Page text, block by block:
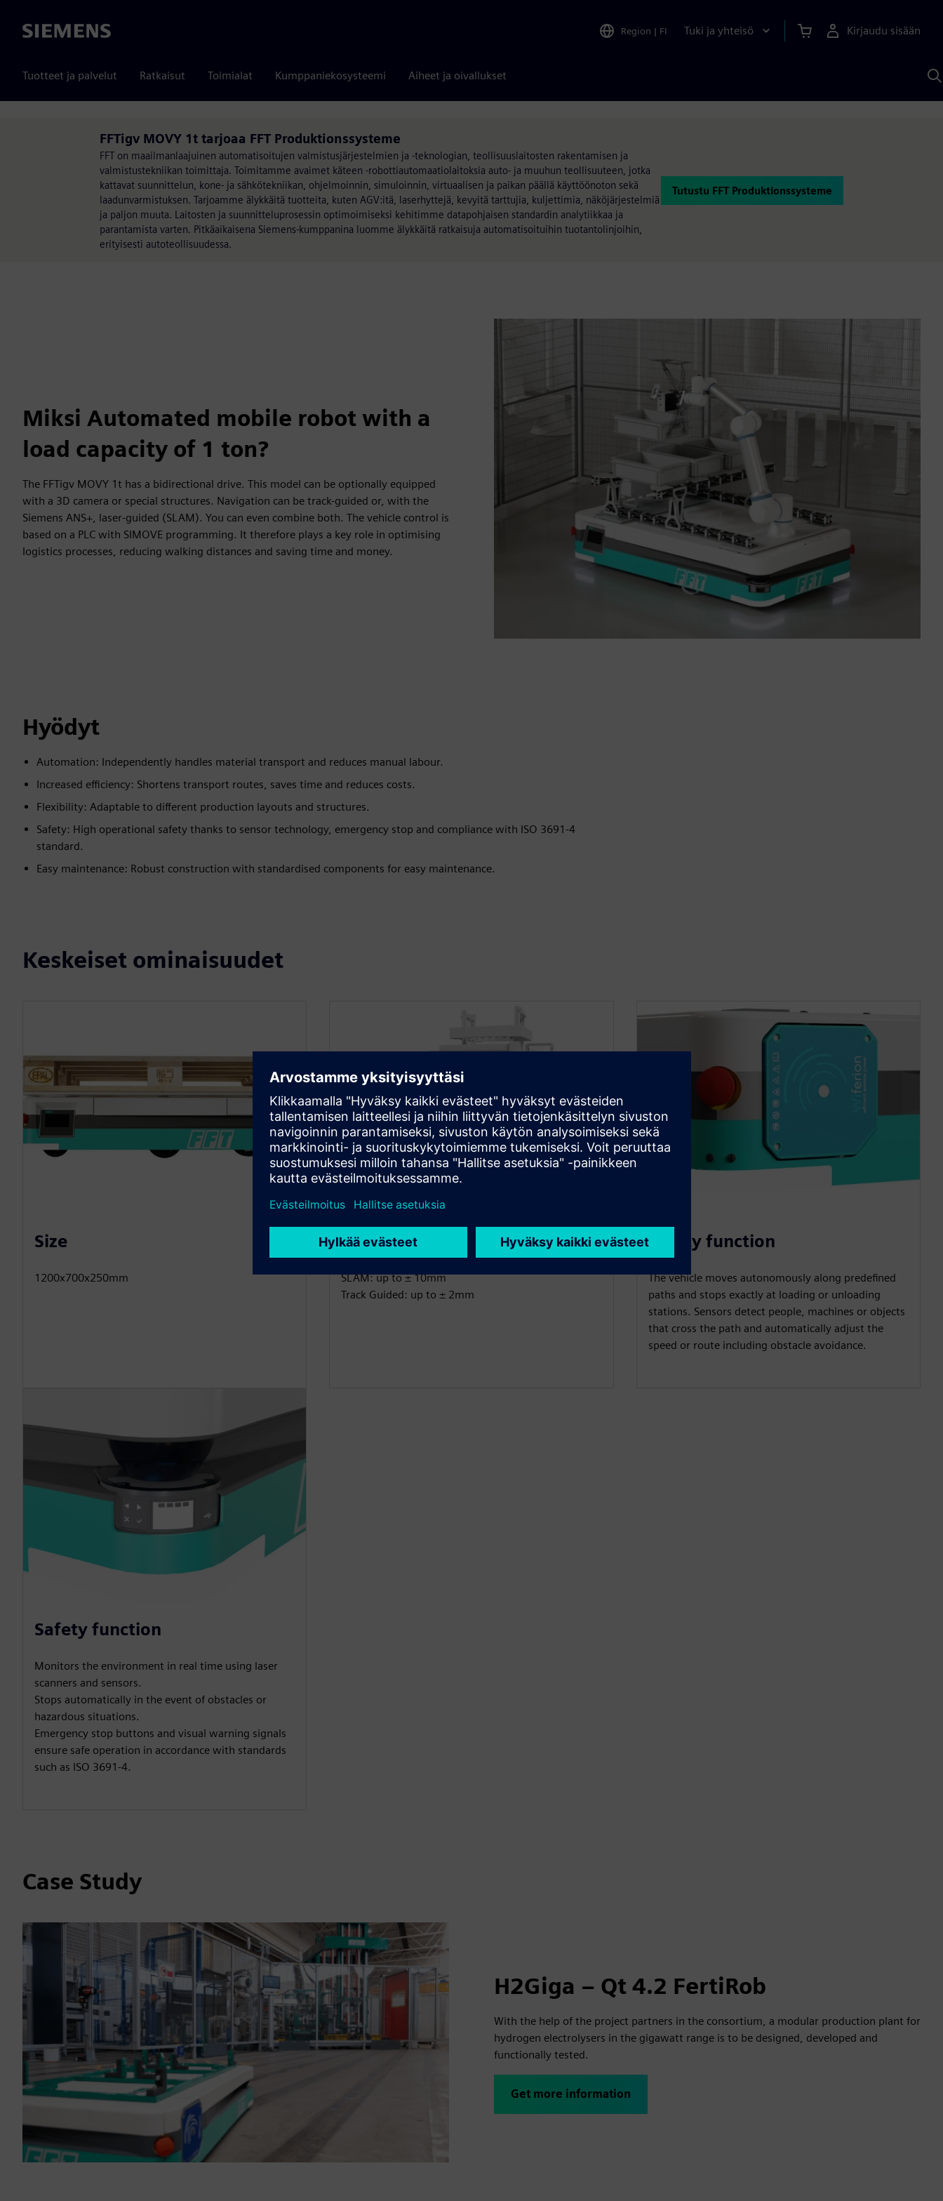
Siemens Region | FI Tuki ja yhteisö Kirjaudu sisään
Tuotteet ja palvelut Ratkaisut Toimialat Kumppaniekosysteemi Aiheet ja oivallukset
FFTigv MOVY 1t tarjoaa FFT Produktionssysteme
FFT on maailmanlaajuinen automatisoitujen valmistusjärjestelmien ja -teknologian, teollisuuslaitosten rakentamisen ja
valmistustekniikan toimittaja. Toimitamme avaimet käteen -robottiautomaatiolaitoksia auto- ja muuhun teollisuuteen, jotka
kattavat suunnittelun, kone- ja sähkötekniikan, ohjelmoinnin, simuloinnin, virtuaalisen ja paikan päällä käyttöönoton sekä
laadunvarmistuksen. Tarjoamme älykkäitä tuotteita, kuten AGV:itä, laserhyttejä, kevyitä tarttujia, kuljettimia, näköjärjestelmiä
ja paljon muuta. Laitosten ja suunnitteluprosessin optimoimiseksi kehitimme datapohjaisen standardin analytiikkaa ja
parantamista varten. Pitkäaikaisena Siemens-kumppanina luomme älykkäitä ratkaisuja automatisoituihin tuotantolinjoihin,
erityisesti autoteollisuudessa.
Tutustu FFT Produktionssysteme
Miksi Automated mobile robot with a
load capacity of 1 ton?
The FFTigv MOVY 1t has a bidirectional drive. This model can be optionally equipped
with a 3D camera or special structures. Navigation can be track-guided or, with the
Siemens ANS+, laser-guided (SLAM). You can even combine both. The vehicle control is
based on a PLC with SIMOVE programming. It therefore plays a key role in optimising
logistics processes, reducing walking distances and saving time and money.
Hyödyt
Automation: Independently handles material transport and reduces manual labour.
Increased efficiency: Shortens transport routes, saves time and reduces costs.
Flexibility: Adaptable to different production layouts and structures.
Safety: High operational safety thanks to sensor technology, emergency stop and compliance with ISO 3691-4
standard.
Easy maintenance: Robust construction with standardised components for easy maintenance.
Keskeiset ominaisuudet
Size
1200x700x250mm
Very High Accuracy
SLAM: up to ± 10mm
Track Guided: up to ± 2mm
Safety function
The vehicle moves autonomously along predefined
paths and stops exactly at loading or unloading
stations. Sensors detect people, machines or objects
that cross the path and automatically adjust the
speed or route including obstacle avoidance.
Safety function
Monitors the environment in real time using laser
scanners and sensors.
Stops automatically in the event of obstacles or
hazardous situations.
Emergency stop buttons and visual warning signals
ensure safe operation in accordance with standards
such as ISO 3691-4.
Case Study
H2Giga – Qt 4.2 FertiRob
With the help of the project partners in the consortium, a modular production plant for
hydrogen electrolysers in the gigawatt range is to be designed, developed and
functionally tested.
Get more information